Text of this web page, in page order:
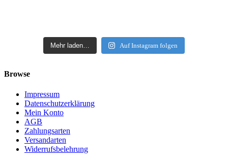
Mehr laden… Auf Instagram folgen
Browse
Impressum
Datenschutzerklärung
Mein Konto
AGB
Zahlungsarten
Versandarten
Widerrufsbelehrung